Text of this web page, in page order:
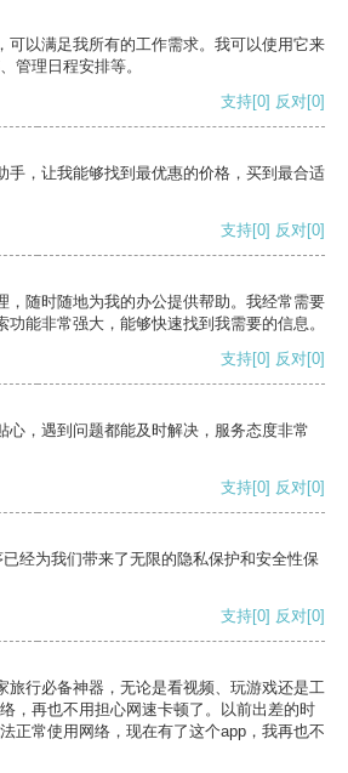
可以满足我所有的工作需求。我可以使用它来
管理日程安排等。
支持[0] 反对[0]
手，让我能够找到最优惠的价格，买到最合适
支持[0] 反对[0]
，随时随地为我的办公提供帮助。我经常需要
能非常强大，能够快速找到我需要的信息。
支持[0] 反对[0]
心，遇到问题都能及时解决，服务态度非常
支持[0] 反对[0]
经为我们带来了无限的隐私保护和安全性保
支持[0] 反对[0]
旅行必备神器，无论是看视频、玩游戏还是工
，再也不用担心网速卡顿了。以前出差的时
正常使用网络，现在有了这个app，我再也不